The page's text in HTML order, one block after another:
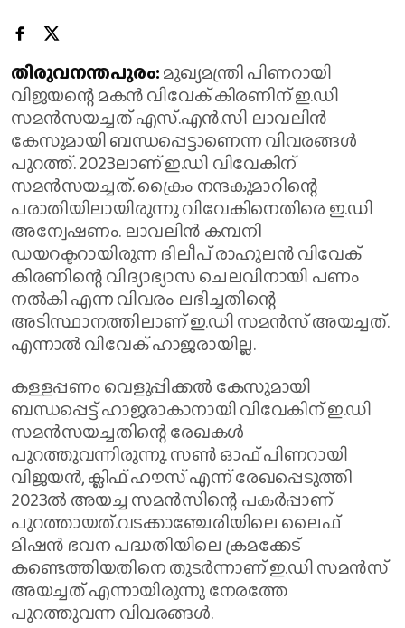
തിരുവനന്തപുരം:മുഖ്യമന്ത്രി പിണറായി
വിജയന്റെ മകൻ വിവേക് കിരണിന് ഇ.ഡി
സമൻസയച്ചത് എസ്.എൻ.സി ലാവലിൻ
കേസുമായി ബന്ധപ്പെട്ടാണെന്ന വിവരങ്ങൾ
പുറത്ത്. 2023ലാണ് ഇ.ഡി വിവേകിന്
സമൻസയച്ചത്. ക്രൈം നന്ദകുമാറിന്റെ
പരാതിയിലായിരുന്നു വിവേകിനെതിരെ ഇ.ഡി
അന്വേഷണം. ലാവലിൻ കമ്പനി
ഡയറക്ടറായിരുന്ന ദിലീപ് രാഹുലൻ വിവേക്
കിരണിന്റെ വിദ്യാഭ്യാസ ചെലവിനായി പണം
നൽകി എന്ന വിവരം ലഭിച്ചതിന്റെ
അടിസ്ഥാനത്തിലാണ് ഇ.ഡി സമൻസ് അയച്ചത്.
എന്നാൽ വിവേക് ഹാജരായില്ല.
കള്ളപ്പണം വെളുപ്പിക്കൽ കേസുമായി
ബന്ധപ്പെട്ട് ഹാജരാകാനായി വിവേകിന് ഇ.ഡി
സമൻസയച്ചതിന്റെ രേഖകൾ
പുറത്തുവന്നിരുന്നു. സൺ ഓഫ് പിണറായി
വിജയൻ, ക്ലിഫ് ഹൗസ് എന്ന് രേഖപ്പെടുത്തി
2023ൽ അയച്ച സമൻസിന്റെ പകർപ്പാണ്
പുറത്തായത്.വട​ക്കാ​ഞ്ചേരിയിലെ ലൈഫ്
മിഷൻ ഭവന പദ്ധതിയിലെ ക്രമക്കേട്
കണ്ടെത്തിയതിനെ തുടർന്നാണ് ഇ.ഡി സമൻസ്
അയച്ചത് എന്നായിരുന്നു നേരത്തേ
പുറത്തുവന്ന വിവരങ്ങൾ.